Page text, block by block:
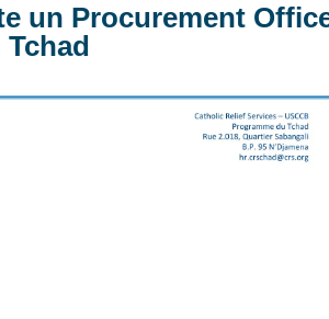
un Procurement
Tchad